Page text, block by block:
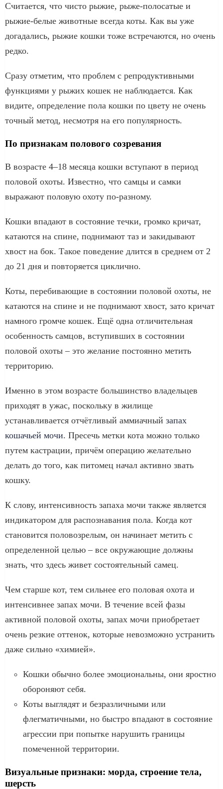
Считается, что чисто рыжие, рыже-полосатые и
рыжие-белые животные всегда коты. Как вы уже
догадались, рыжие кошки тоже встречаются, но очень
редко.
Сразу отметим, что проблем с репродуктивными
функциями у рыжих кошек не наблюдается. Как
видите, определение пола кошки по цвету не очень
точный метод, несмотря на его популярность.
По признакам полового созревания
В возрасте 4–18 месяца кошки вступают в период
половой охоты. Известно, что самцы и самки
выражают половую охоту по-разному.
Кошки впадают в состояние течки, громко кричат,
катаются на спине, поднимают таз и закидывают
хвост на бок. Такое поведение длится в среднем от 2
до 21 дня и повторяется циклично.
Коты, перебивающие в состоянии половой охоты, не
катаются на спине и не поднимают хвост, зато кричат
намного громче кошек. Ещё одна отличительная
особенность самцов, вступивших в состоянии
половой охоты – это желание постоянно метить
территорию.
Именно в этом возрасте большинство владельцев
приходят в ужас, поскольку в жилище
устанавливается отчётливый аммиачный запах
кошачьей мочи. Пресечь метки кота можно только
путем кастрации, причём операцию желательно
делать до того, как питомец начал активно звать
кошку.
К слову, интенсивность запаха мочи также является
индикатором для распознавания пола. Когда кот
становится половозрелым, он начинает метить с
определенной целью – все окружающие должны
знать, что здесь живет состоятельный самец.
Чем старше кот, тем сильнее его половая охота и
интенсивнее запах мочи. В течение всей фазы
активной половой охоты, запах мочи приобретает
очень резкие оттенок, которые невозможно устранить
даже сильно «химией».
Кошки обычно более эмоциональны, они яростно
обороняют себя.
Коты выглядят и безразличными или
флегматичными, но быстро впадают в состояние
агрессии при попытке нарушить границы
помеченной территории.
Визуальные признаки: морда, строение тела,
шерсть